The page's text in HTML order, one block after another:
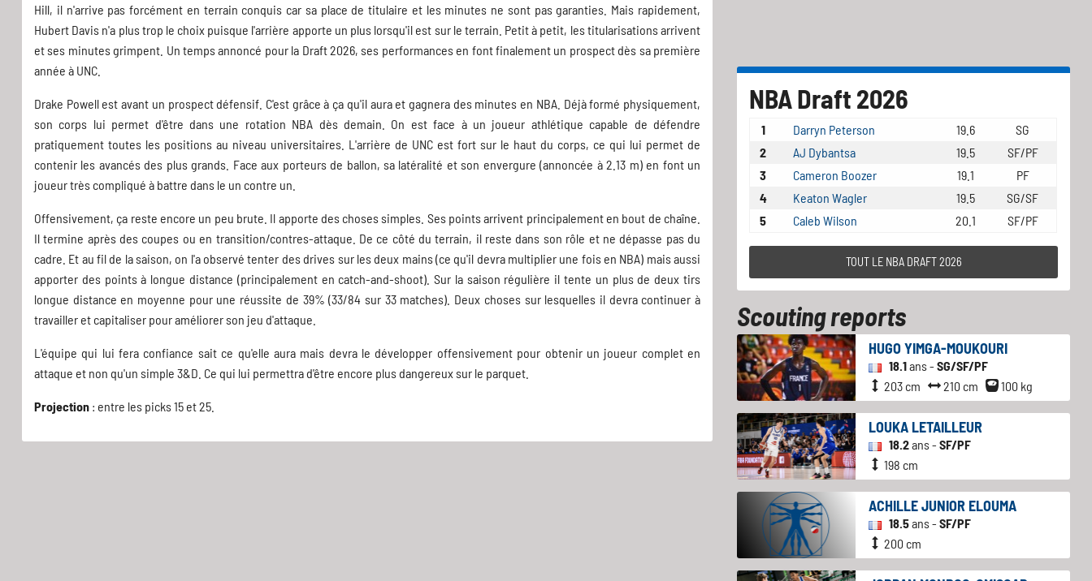
Hill, il n'arrive pas forcément en terrain conquis car sa place de titulaire et les minutes ne sont pas garanties. Mais rapidement,
Hubert Davis n'a plus trop le choix puisque l'arrière apporte un plus lorsqu'il est sur le terrain. Petit à petit, les titularisations arrivent
et ses minutes grimpent. Un temps annoncé pour la Draft 2026, ses performances en font finalement un prospect dès sa première
année à UNC.
Drake Powell est avant un prospect défensif. C'est grâce à ça qu'il aura et gagnera des minutes en NBA. Déjà formé physiquement,
son corps lui permet d'être dans une rotation NBA dès demain. On est face à un joueur athlétique capable de défendre
pratiquement toutes les positions au niveau universitaires. L'arrière de UNC est fort sur le haut du corps, ce qui lui permet de
contenir les avancés des plus grands. Face aux porteurs de ballon, sa latéralité et son envergure (annoncée à 2.13 m) en font un
joueur très compliqué à battre dans le un contre un.
Offensivement, ça reste encore un peu brute. Il apporte des choses simples. Ses points arrivent principalement en bout de chaîne.
Il termine après des coupes ou en transition/contres-attaque. De ce côté du terrain, il reste dans son rôle et ne dépasse pas du
cadre. Et au fil de la saison, on l'a observé tenter des drives sur les deux mains (ce qu'il devra multiplier une fois en NBA) mais aussi
apporter des points à longue distance (principalement en catch-and-shoot). Sur la saison régulière il tente un plus de deux tirs
longue distance en moyenne pour une réussite de 39% (33/84 sur 33 matches). Deux choses sur lesquelles il devra continuer à
travailler et capitaliser pour améliorer son jeu d'attaque.
L'équipe qui lui fera confiance sait ce qu'elle aura mais devra le développer offensivement pour obtenir un joueur complet en
attaque et non qu'un simple 3&D. Ce qui lui permettra d'être encore plus dangereux sur le parquet.
Projection : entre les picks 15 et 25.
NBA Draft 2026
1 Darryn Peterson 19.6
SG
2
AJ Dybantsa 19.5
SF/PF
3
Cameron Boozer 19.1
PF
4
Keaton Wagler 19.5
SG/SF
5
Caleb Wilson 20.1 SF/PF
TOUT LE NBA DRAFT 2026
Scouting reports
HUGO YIMGA-MOUKOURI
18.1ans -SG/SF/PF
203 cm
210 cm 100 kg
LOUKA LETAILLEUR
18.2ans -SF/PF
198 cm
ACHILLE JUNIOR ELOUMA
18.5ans -SF/PF
200 cm